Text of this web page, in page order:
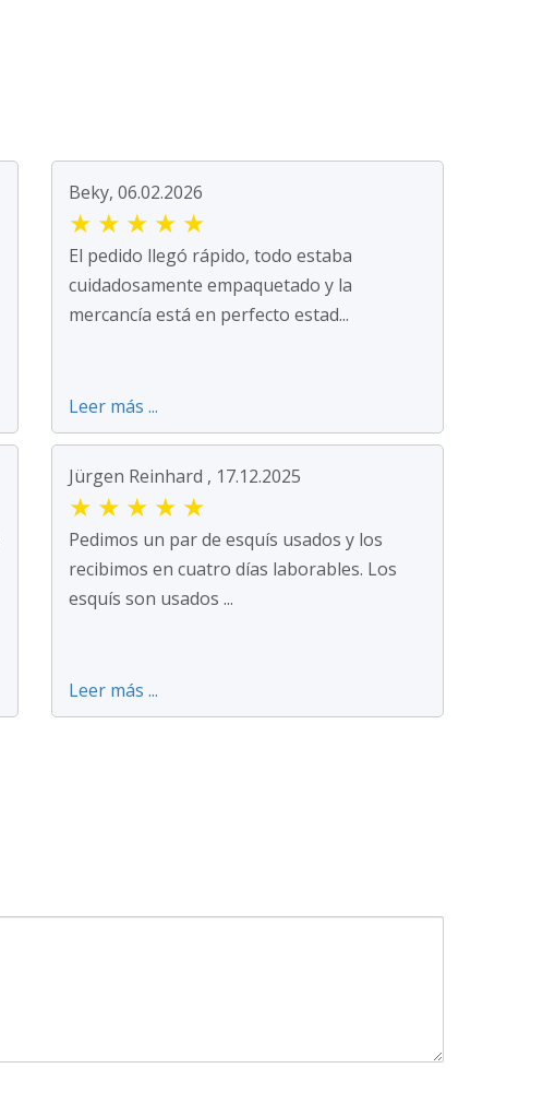
Beky, 06.02.2026
★ ★ ★ ★ ★
El pedido llegó rápido, todo estaba
cuidadosamente empaquetado y la
mercancía está en perfecto estad...
Leer más ...
Jürgen Reinhard , 17.12.2025
★ ★ ★ ★ ★
Pedimos un par de esquís usados y los
recibimos en cuatro días laborables. Los
esquís son usados ...
Leer más ...